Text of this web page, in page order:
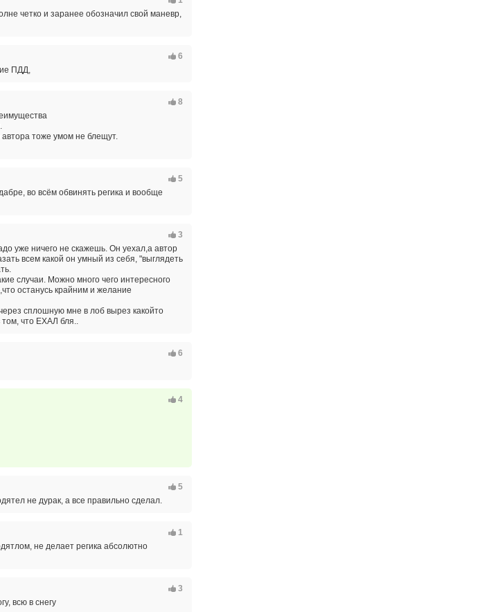
четко и заранее обозначил свой маневр,
6
ПДД,
8
тоже умом не блещут.
5
во всём обвинять регика и вообще
3
уже ничего не скажешь. Он уехал,а автор
всем какой он умный из себя, "выглядеть
случаи. Можно много чего интересного
останусь крайним и желание
сплошную мне в лоб вырез какойто
что ЕХАЛ бля..
6
4
5
не дурак, а все правильно сделал.
1
не делает регика абсолютно
3
всю в снегу